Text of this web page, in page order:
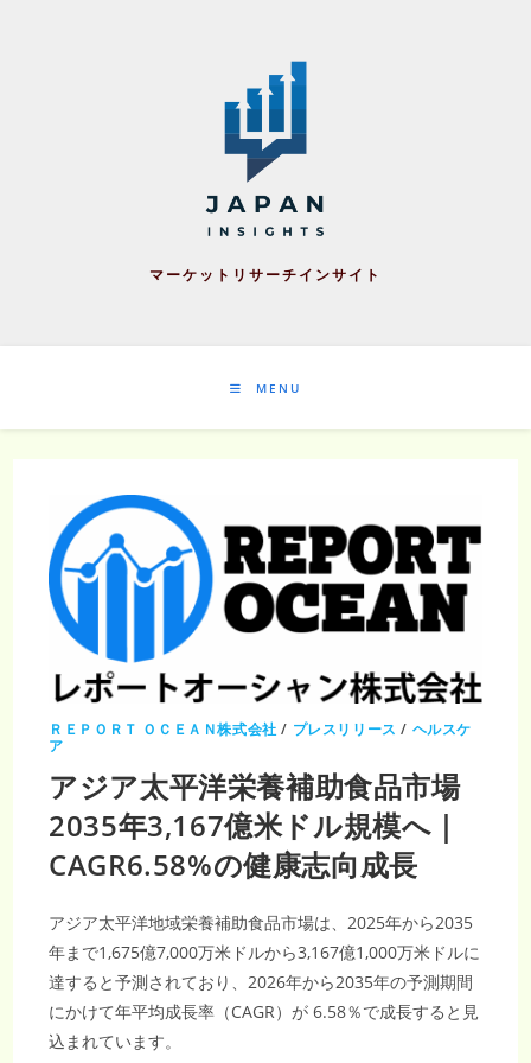
マーケットリサーチインサイト
MENU
ＲＥＰＯＲＴ ＯＣＥＡＮ株式会社 / プレスリリース / ヘルスケ
ア
アジア太平洋栄養補助食品市場
2035年3,167億米ドル規模へ｜
CAGR6.58%の健康志向成長
アジア太平洋地域栄養補助食品市場は、2025年から2035
年まで1,675億7,000万米ドルから3,167億1,000万米ドルに
達すると予測されており、2026年から2035年の予測期間
にかけて年平均成長率（CAGR）が 6.58％で成長すると見
込まれています。